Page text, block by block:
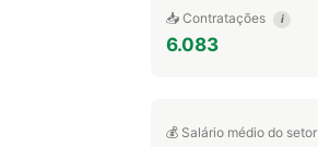
📥 Contratações i
6.083
💰 Salário médio do setor